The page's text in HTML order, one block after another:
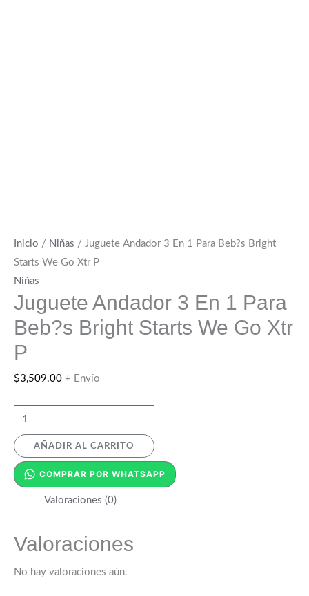
Inicio / Niñas / Juguete Andador 3 En 1 Para Beb?s Bright
Starts We Go Xtr P
Niñas
Juguete Andador 3 En 1 Para
Beb?s Bright Starts We Go Xtr
P
$3,509.00 + Envío
AÑADIR AL CARRITO
COMPRAR POR WHATSAPP
Valoraciones (0)
Valoraciones
No hay valoraciones aún.